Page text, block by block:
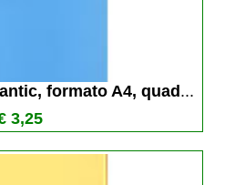
formato A4, quad ...
3,25